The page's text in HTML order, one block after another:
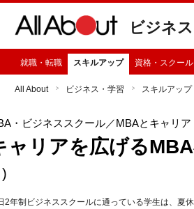
ビジネ
就職・転職 スキルアップ 資格・スクール
All About ビジネス・学習 スキルアップ
・ビジネススクール／MBAとキャリア
ャリアを広げる
2年制ビジネススクールに通っている学生は、夏